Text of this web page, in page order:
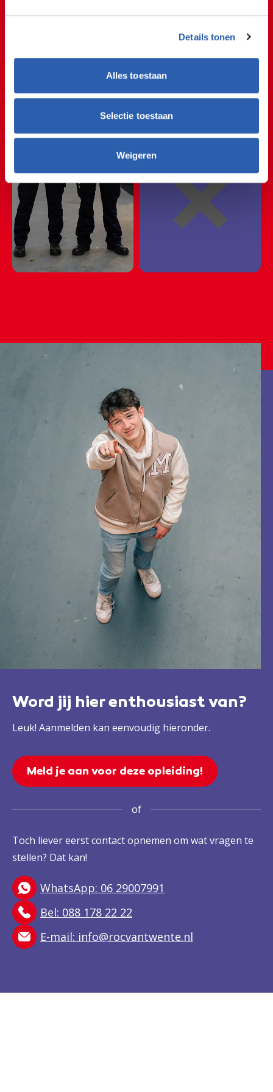
Details tonen
Alles toestaan
Selectie toestaan
Weigeren
Veiligheid
❌
Word jij hier enthousiast van?
Leuk! Aanmelden kan eenvoudig hieronder.
Meld je aan voor deze opleiding!
of
Toch liever eerst contact opnemen om wat vragen te
stellen? Dat kan!
WhatsApp: 06 29007991
Bel: 088 178 22 22
E-mail: info@rocvantwente.nl